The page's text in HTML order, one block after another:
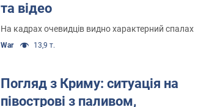
та відео
На кадрах очевидців видно характерний спалах
War 13,9 т.
Погляд з Криму: ситуація на
півострові з паливом,